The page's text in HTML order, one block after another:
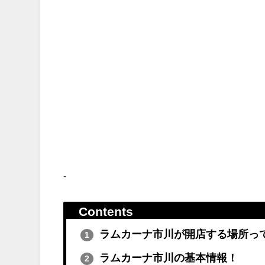
-
Contents
1 ラムカーナ市川が開店する場所っ
2 ラムカーナ市川の基本情報！